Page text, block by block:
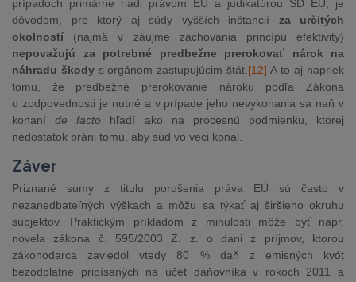
prípadoch primárne riadi právom EÚ a judikatúrou SD EÚ, je
dôvodom, pre ktorý aj súdy vyšších inštancií za určitých
okolností (najmä v záujme zachovania princípu efektivity)
nepovažujú za potrebné predbežne prerokovať nárok na
náhradu škody s orgánom zastupujúcim štát. [12] A to aj napriek
tomu, že predbežné prerokovanie nároku podľa Zákona
o zodpovednosti je nutné a v prípade jeho nevykonania sa naň v
konaníde facto hľadí ako na procesnú podmienku, ktorej
nedostatok bráni tomu, aby súd vo veci konal.
Záver
Priznané sumy z titulu porušenia práva EÚ sú často v
nezanedbateľných výškach a môžu sa týkať aj širšieho okruhu
subjektov. Praktickým príkladom z minulosti môže byť napr.
novela zákona č. 595/2003 Z. z. o dani z príjmov, ktorou
zákonodarca zaviedol vtedy 80 % daň z emisných kvót
bezodplatne pripísaných na účet daňovníka v rokoch 2011 a